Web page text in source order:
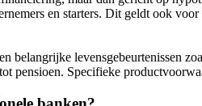
en starters. Dit geldt ook
belangrijke levensgebeurtenissen
pensioen. Specifieke